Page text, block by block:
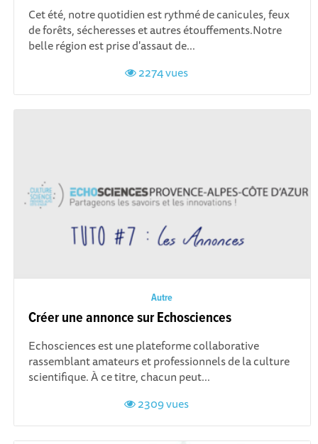
Cet été, notre quotidien est rythmé de canicules, feux
de forêts, sécheresses et autres étouffements.Notre
belle région est prise d'assaut de...
2274 vues
Autre
Créer une annonce sur Echosciences
Echosciences est une plateforme collaborative
rassemblant amateurs et professionnels de la culture
scientifique. À ce titre, chacun peut...
2309 vues